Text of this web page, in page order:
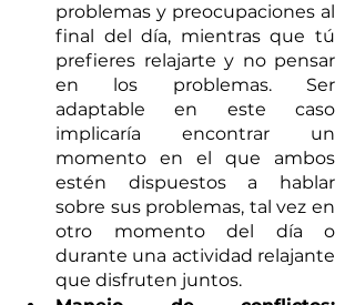
problemas y preocupaciones al
final del día, mientras que tú
prefieres relajarte y no pensar
en los problemas. Ser
adaptable en este caso
implicaría encontrar un
momento en el que ambos
estén dispuestos a hablar
sobre sus problemas, tal vez en
otro momento del día o
durante una actividad relajante
que disfruten juntos.